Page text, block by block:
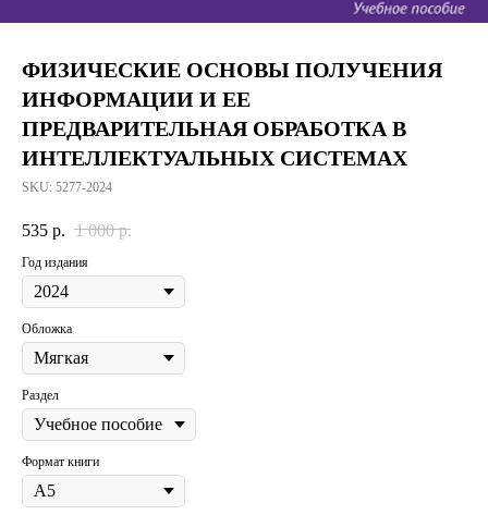
ФИЗИЧЕСКИЕ ОСНОВЫ ПОЛУЧЕНИЯ
ИНФОРМАЦИИ И ЕЕ
ПРЕДВАРИТЕЛЬНАЯ ОБРАБОТКА В
ИНТЕЛЛЕКТУАЛЬНЫХ СИСТЕМАХ
SKU: 5277-2024
535 р. 1 000 р.
Год издания
Обложка
Раздел
Формат книги